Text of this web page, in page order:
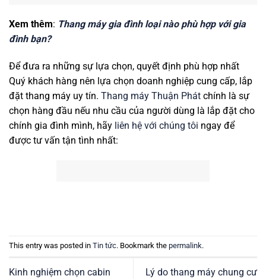
Xem thêm: Thang máy gia đình loại nào phù hợp với gia
đình bạn?
Để đưa ra những sự lựa chọn, quyết định phù hợp nhất
Quý khách hàng nên lựa chọn doanh nghiệp cung cấp, lắp
đặt thang máy uy tín. Thang máy Thuận Phát chính là sự
chọn hàng đầu nếu nhu cầu của người dùng là lắp đặt cho
chính gia đình mình, hãy liên hệ với chúng tôi ngay để
được tư vấn tận tình nhất:
This entry was posted in Tin tức. Bookmark the permalink.
Kinh nghiệm chọn cabin
Lý do thang máy chung cư